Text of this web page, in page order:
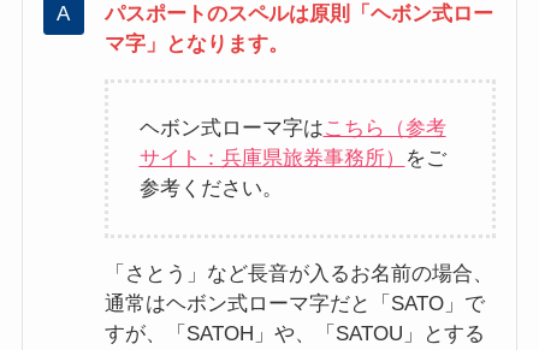
パスポートのスペルは原則「ヘボン式ロー
マ字」となります。
ヘボン式ローマ字はこちら（参考
サイト：兵庫県旅券事務所）
をご
参考ください。
「さとう」など長音が入るお名前の場合、
通常はヘボン式ローマ字だと「SATO」で
すが、「SATOH」や、「SATOU」とする